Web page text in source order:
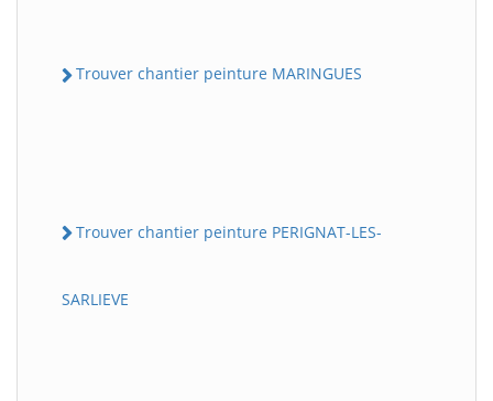
Trouver chantier peinture MARINGUES
Trouver chantier peinture PERIGNAT-LES-
SARLIEVE